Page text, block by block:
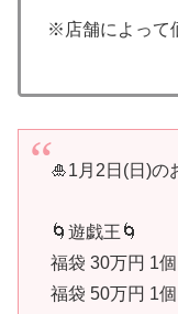
※店舗によって
🎍1月2日(日)の
🌀遊戯王🌀
福袋 30万円 1個
福袋 50万円 1個